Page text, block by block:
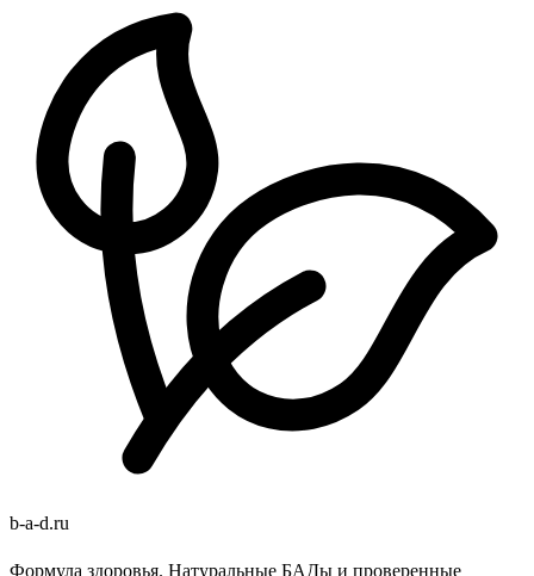
b-a-d.ru
Формула здоровья. Натуральные БАДы и проверенные